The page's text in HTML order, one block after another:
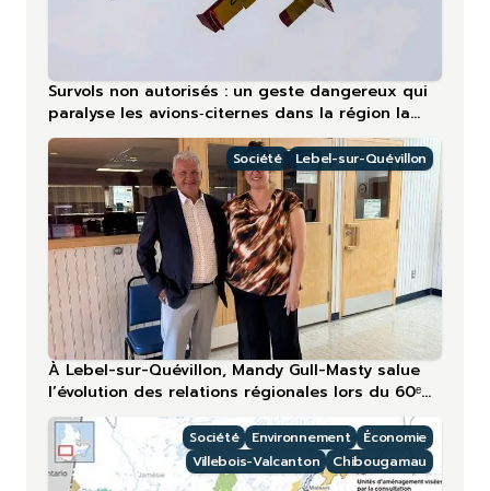
Survols non autorisés : un geste dangereux qui
paralyse les avions‑citernes dans la région la
plus touchée en 2026
Société Lebel-sur-Quévillon
À Lebel-sur-Quévillon, Mandy Gull-Masty salue
l’évolution des relations régionales lors du 60ᵉ
anniversaire
Société Environnement
Économie
Villebois-Valcanton
Chibougamau